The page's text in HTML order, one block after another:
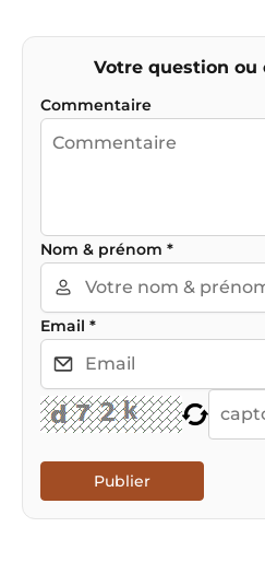
Votre question ou
Commentaire
Nom & prénom *
Email *
Publier